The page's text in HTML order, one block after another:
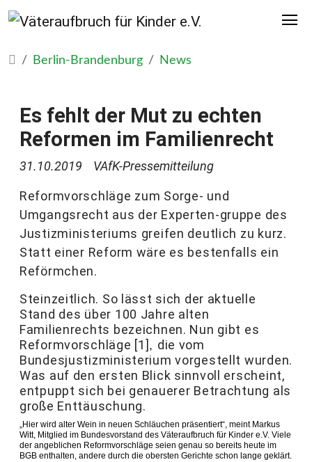
Berlin-Brandenburg News
Es fehlt der Mut zu echten
Reformen im Familienrecht
31.10.2019 VAfK-Pressemitteilung
Reformvorschläge zum Sorge- und
Umgangsrecht aus der Experten-gruppe des
Justizministeriums greifen deutlich zu kurz.
Statt einer Reform wäre es bestenfalls ein
Reförmchen.
Steinzeitlich. So lässt sich der aktuelle
Stand des über 100 Jahre alten
Familienrechts bezeichnen. Nun gibt es
Reformvorschläge [1] , die vom
Bundesjustizministerium vorgestellt wurden.
Was auf den ersten Blick sinnvoll erscheint,
entpuppt sich bei genauerer Betrachtung als
große Enttäuschung.
„Hier wird alter Wein in neuen Schläuchen präsentiert“, meint Markus
Witt, Mitglied im Bundesvorstand des Väteraufbruch für Kinder e.V. Viele
der angeblichen Reformvorschläge seien genau so bereits heute im
BGB enthalten, andere durch die obersten Gerichte schon lange geklärt.